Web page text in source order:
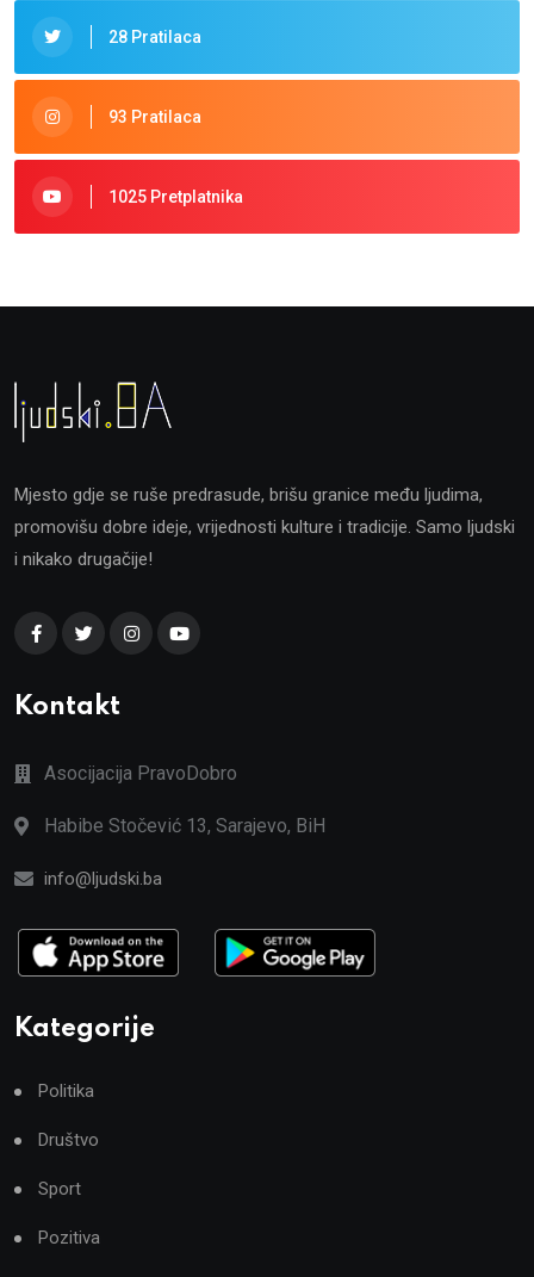
28 Pratilaca
93 Pratilaca
1025 Pretplatnika
Mjesto gdje se ruše predrasude, brišu granice među ljudima,
promovišu dobre ideje, vrijednosti kulture i tradicije. Samo ljudski
i nikako drugačije!
Kontakt
Asocijacija PravoDobro
Habibe Stočević 13, Sarajevo, BiH
info@ljudski.ba
Kategorije
Politika
Društvo
Sport
Pozitiva